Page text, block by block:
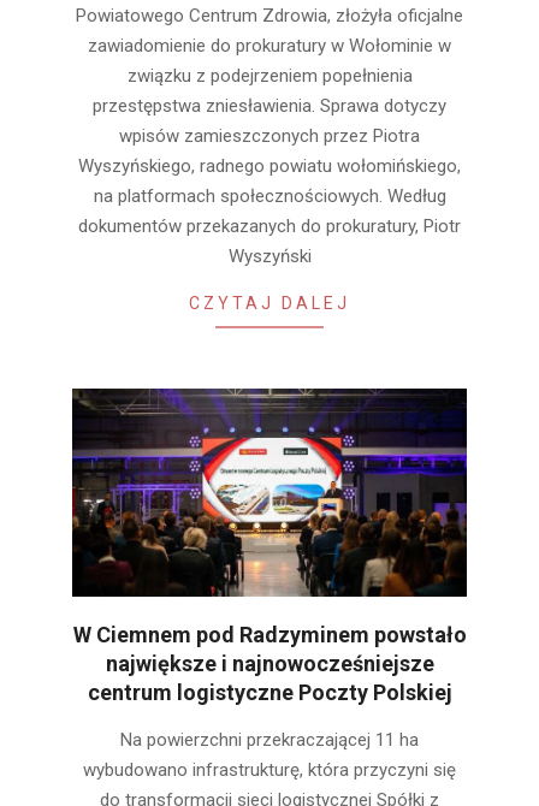
Powiatowego Centrum Zdrowia, złożyła oficjalne
zawiadomienie do prokuratury w Wołominie w
związku z podejrzeniem popełnienia
przestępstwa zniesławienia. Sprawa dotyczy
wpisów zamieszczonych przez Piotra
Wyszyńskiego, radnego powiatu wołomińskiego,
na platformach społecznościowych. Według
dokumentów przekazanych do prokuratury, Piotr
Wyszyński
CZYTAJ DALEJ
W Ciemnem pod Radzyminem powstało
największe i najnowocześniejsze
centrum logistyczne Poczty Polskiej
21
Na powierzchni przekraczającej 11 ha
wybudowano infrastrukturę, która przyczyni się
do transformacji sieci logistycznej Spółki z